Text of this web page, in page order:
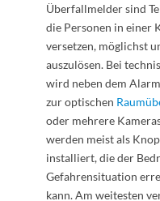
Überfallmelder sind
die Personen in einer
versetzen, möglichst
auszulösen. Bei
wird neben dem
zur optischen
oder mehrere
werden meist als
installiert, die der
Gefahrensituation
kann. Am weitesten